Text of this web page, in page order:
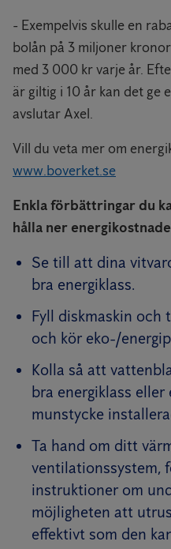
- Exempelvis skulle en
bolån på 3 miljoner
med 3 000 kr varje år.
är giltig i 10 år kan det ge
avslutar Axel.
Vill du veta mer om
www.boverket.se
Enkla förbättringar du
hålla ner
Se till att dina
bra energiklass.
Fyll diskmaskin och
och kör eko-/
Kolla så att
bra energiklass
munstycke
Ta hand om ditt
ventilationssystem,
instruktioner om
möjligheten att
effektivt som den